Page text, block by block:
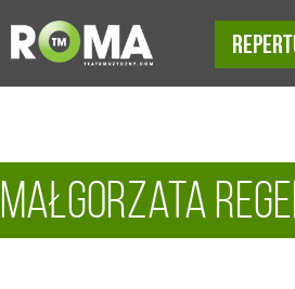
Małgorzata